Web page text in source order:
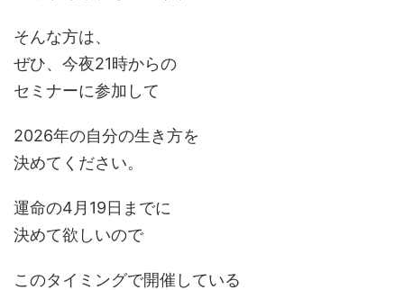
そんな方は、
ぜひ、今夜21時からの
セミナーに参加して
2026年の自分の生き方を
決めてください。
運命の4月19日までに
決めて欲しいので
このタイミングで開催している